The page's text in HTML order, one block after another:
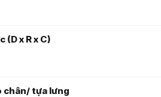
(D x R x C)
chân/ tựa lưng